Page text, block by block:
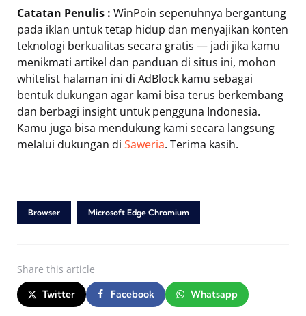
Catatan Penulis : WinPoin sepenuhnya bergantung
pada iklan untuk tetap hidup dan menyajikan konten
teknologi berkualitas secara gratis — jadi jika kamu
menikmati artikel dan panduan di situs ini, mohon
whitelist halaman ini di AdBlock kamu sebagai
bentuk dukungan agar kami bisa terus berkembang
dan berbagi insight untuk pengguna Indonesia.
Kamu juga bisa mendukung kami secara langsung
melalui dukungan di Saweria. Terima kasih.
Browser Microsoft Edge Chromium
Share this article
Twitter Facebook Whatsapp